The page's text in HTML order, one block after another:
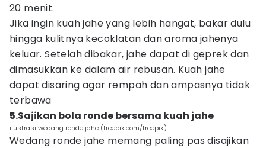
20 menit.
Jika ingin kuah jahe yang lebih hangat, bakar dulu
hingga kulitnya kecoklatan dan aroma jahenya
keluar. Setelah dibakar, jahe dapat di geprek dan
dimasukkan ke dalam air rebusan. Kuah jahe
dapat disaring agar rempah dan ampasnya tidak
terbawa
5.Sajikan bola ronde bersama kuah jahe
ilustrasi wedang ronde jahe (freepik.com/freepik)
Wedang ronde jahe memang paling pas disajikan